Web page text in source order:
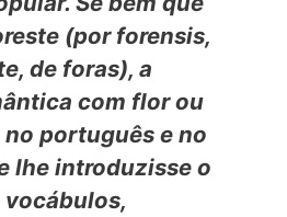
(por forensis,
de foras), a
com florou
no português e no
lhe introduzisse o
vocábulos,